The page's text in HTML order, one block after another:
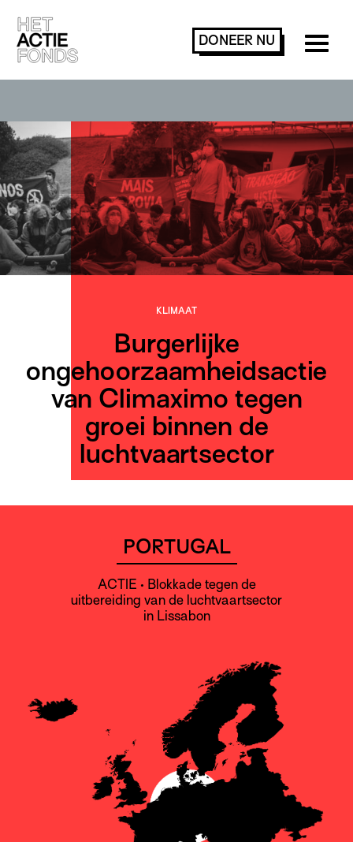
DONEER NU
KLIMAAT
Burgerlijke
ongehoorzaamheidsactie
van Climaximo tegen
groei binnen de
luchtvaartsector
PORTUGAL
ACTIE • Blokkade tegen de
uitbereiding van de luchtvaartsector
in Lissabon